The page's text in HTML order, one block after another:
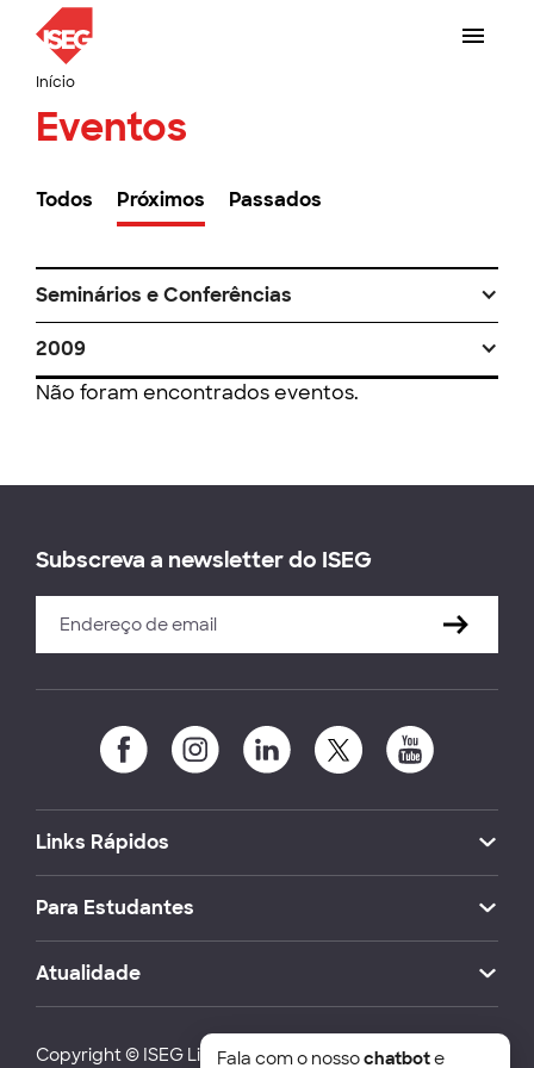
Início
Eventos
Todos Próximos Passados
Seminários e Conferências
2009
Não foram encontrados eventos.
Subscreva a newsletter do ISEG
Links Rápidos
Para Estudantes
Atualidade
Copyright © ISEG Lisbon School of Economics and
Fala com o nossochatbote